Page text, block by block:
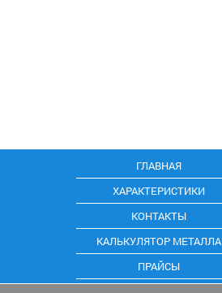
ГЛАВНАЯ
ХАРАКТЕРИСТИКИ
КОНТАКТЫ
КАЛЬКУЛЯТОР МЕТАЛЛА
ПРАЙСЫ